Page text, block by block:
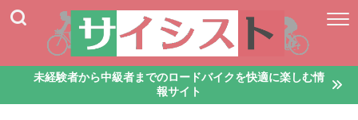
未経験者から中級者までのロードバイクを快適に楽しむ情
報サイト